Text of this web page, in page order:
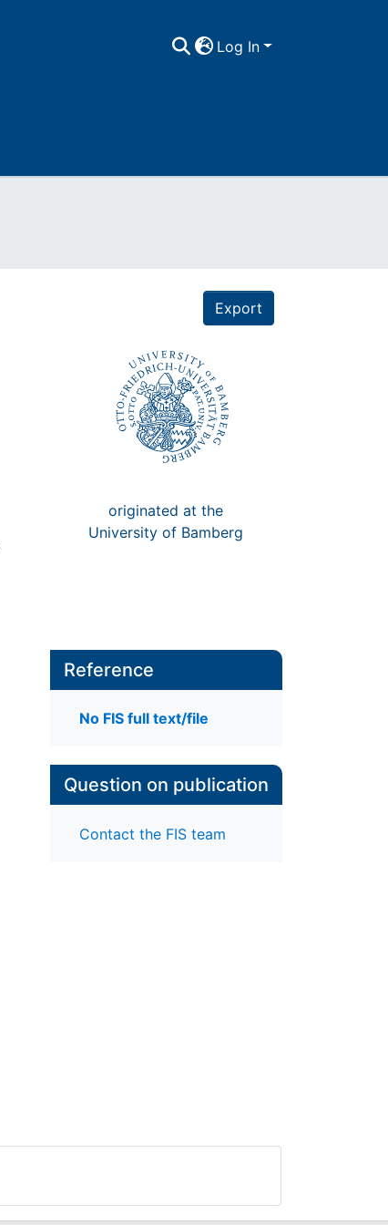
Log In
Export
originated at the
University of Bamberg
Reference
No FIS full text/file
Question on publication
Contact the FIS team